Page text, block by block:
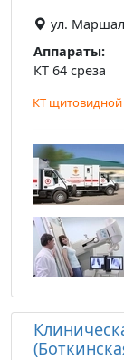
ул.
Аппараты:
КТ 64 среза
КТ